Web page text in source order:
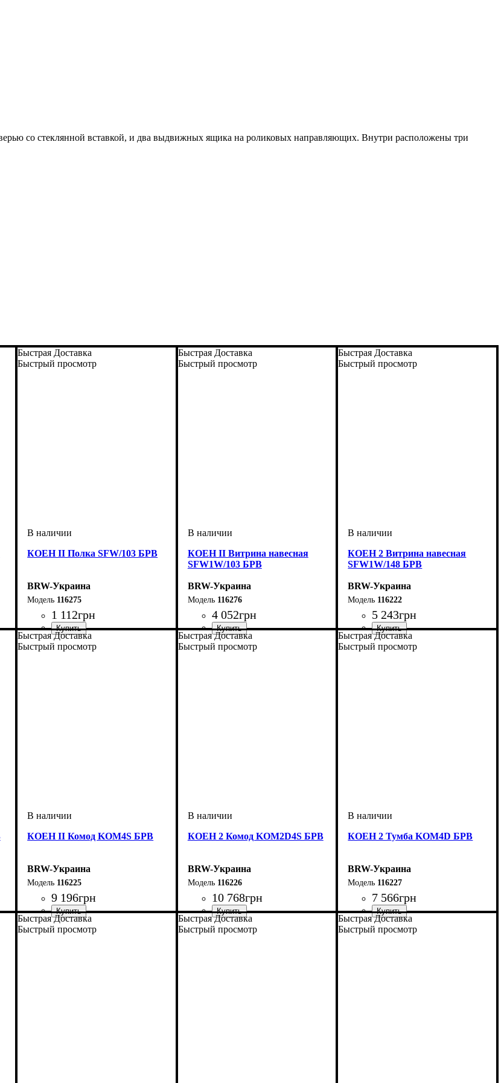
со стеклянной вставкой, и два выдвижных ящика на роликовых направляющих. Внутри расположены три
Быстрая Доставка
Быстрый просмотр
КОЕН II Полка SFW/103 БРВ
BRW-Украина
116275
1 112грн
ширина, мм: 1035
высота, мм: 420
глубина, мм: 265
Быстрая Доставка
Быстрый просмотр
КОЕН II Витрина навесная
SFW1W/103 БРВ
BRW-Украина
116276
4 052грн
ширина, мм: 1035
высота, мм: 420
глубина, мм: 270
Быстрая Доставка
Быстрый просмотр
КОЕН 2 Витрина навесная
SFW1W/148 БРВ
BRW-Украина
116222
5 243грн
ширина, мм: 1500
высота, мм: 415
глубина, мм: 265
Быстрая Доставка
Быстрый просмотр
КОЕН II Комод KOM4S БРВ
BRW-Украина
116225
9 196грн
ширина, мм: 1035
высота, мм: 935
глубина, мм: 400
Быстрая Доставка
Быстрый просмотр
КОЕН 2 Комод KOM2D4S БРВ
BRW-Украина
116226
10 768грн
ширина, мм: 1500
высота, мм: 935
глубина, мм: 400
Быстрая Доставка
Быстрый просмотр
КОЕН 2 Тумба KOM4D БРВ
BRW-Украина
116227
7 566грн
ширина, мм: 1035
высота, мм: 1140
глубина, мм: 400
Быстрая Доставка
Быстрый просмотр
Быстрая Доставка
Быстрый просмотр
Быстрая Доставка
Быстрый просмотр